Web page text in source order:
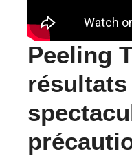
Peeling
résultats